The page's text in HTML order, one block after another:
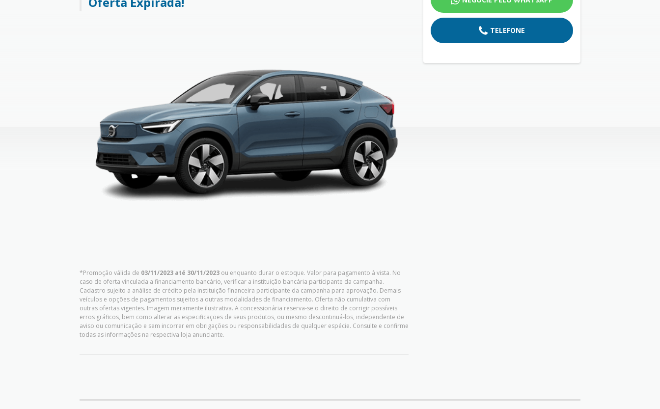
*Promoção válida de 03/11/2023 até 30/11/2023 ou enquanto durar o estoque. Valor para pagamento à vista. No
caso de oferta vinculada a financiamento bancário, verificar a instituição bancária participante da campanha.
Cadastro sujeito a análise de crédito pela instituição financeira participante da campanha para aprovação. Demais
veículos e opções de pagamentos sujeitos a outras modalidades de financiamento. Oferta não cumulativa com
outras ofertas vigentes. Imagem meramente ilustrativa. A concessionária reserva-se o direito de corrigir possíveis
erros gráficos, bem como alterar as especificações de seus produtos, ou mesmo descontinuá-los, independente de
aviso ou comunicação e sem incorrer em obrigações ou responsabilidades de qualquer espécie. Consulte e confirme
todas as informações na respectiva loja anunciante.
TELEFONE